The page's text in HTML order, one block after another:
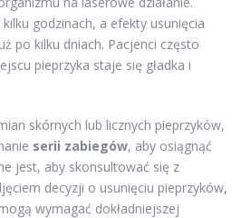
godzinach, a efekty usunięcia
po kilku dniach. Pacjenci często
pieprzyka staje się gładka i
skórnych lub licznych pieprzyków,
serii zabiegów, aby osiągnąć
jest, aby skonsultować się z
decyzji o usunięciu pieprzyków,
wymagać dokładniejszej